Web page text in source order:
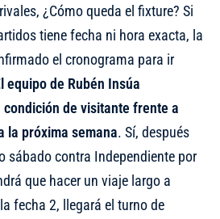
¿Cómo queda el fixture? Si
tiene fecha ni hora exacta, la
el cronograma para ir
equipo de Rubén Insúa
de visitante frente a
la próxima semana. Sí, después
sábado contra Independiente por
que hacer un viaje largo a
fecha 2, llegará el turno de